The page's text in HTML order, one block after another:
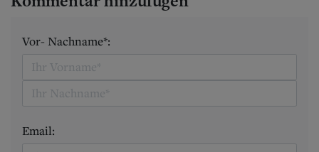
Vor- Nachname*:
Email: